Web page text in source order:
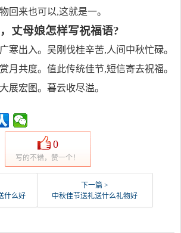
回来也可以,这就是一。
丈母娘怎样写祝福语?
寒出入。吴刚伐桂辛苦,人间中秋忙碌。
月共度。值此传统佳节,短信寄去祝福。
展宏图。暮云收尽溢。
0
写的不错，赞一个！
什么好
下一篇 >
中秋佳节送礼送什么礼物好